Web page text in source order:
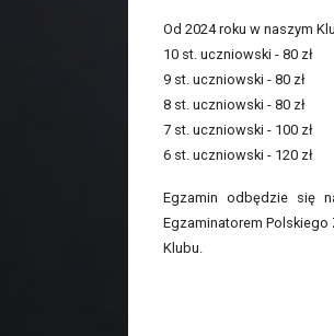
Od 2024 roku w naszym
10 st. uczniowski - 80 zł
9 st. uczniowski - 80 zł
8 st. uczniowski - 80 zł
7 st. uczniowski - 100 zł
6 st. uczniowski - 120 zł
Egzamin odbędzie się
Egzaminatorem Polskiego
Klubu.